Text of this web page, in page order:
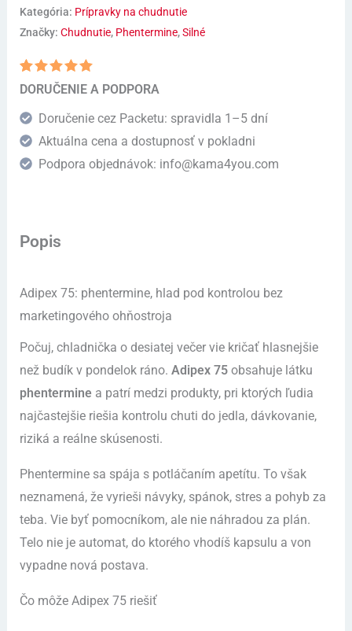
Kategória: Prípravky na chudnutie
Značky: Chudnutie, Phentermine,Silné
Hodnotenie
5.00z 5 na
základe
1
zákazníckej
recenzie
DORUČENIE A PODPORA
Doručenie cez Packetu: spravidla 1–5 dní
Aktuálna cena a dostupnosť v pokladni
Podpora objednávok: info@kama4you.com
Popis
Adipex 75: phentermine, hlad pod kontrolou bez
marketingového ohňostroja
Počuj, chladnička o desiatej večer vie kričať hlasnejšie
než budík v pondelok ráno. Adipex 75obsahuje látku
phentermine a patrí medzi produkty, pri ktorých ľudia
najčastejšie riešia kontrolu chuti do jedla, dávkovanie,
riziká a reálne skúsenosti.
Phentermine sa spája s potláčaním apetítu. To však
neznamená, že vyrieši návyky, spánok, stres a pohyb za
teba. Vie byť pomocníkom, ale nie náhradou za plán.
Telo nie je automat, do ktorého vhodíš kapsulu a von
vypadne nová postava.
Čo môže Adipex 75 riešiť